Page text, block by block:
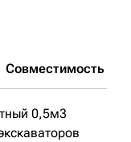
Совместимость
0,5м3